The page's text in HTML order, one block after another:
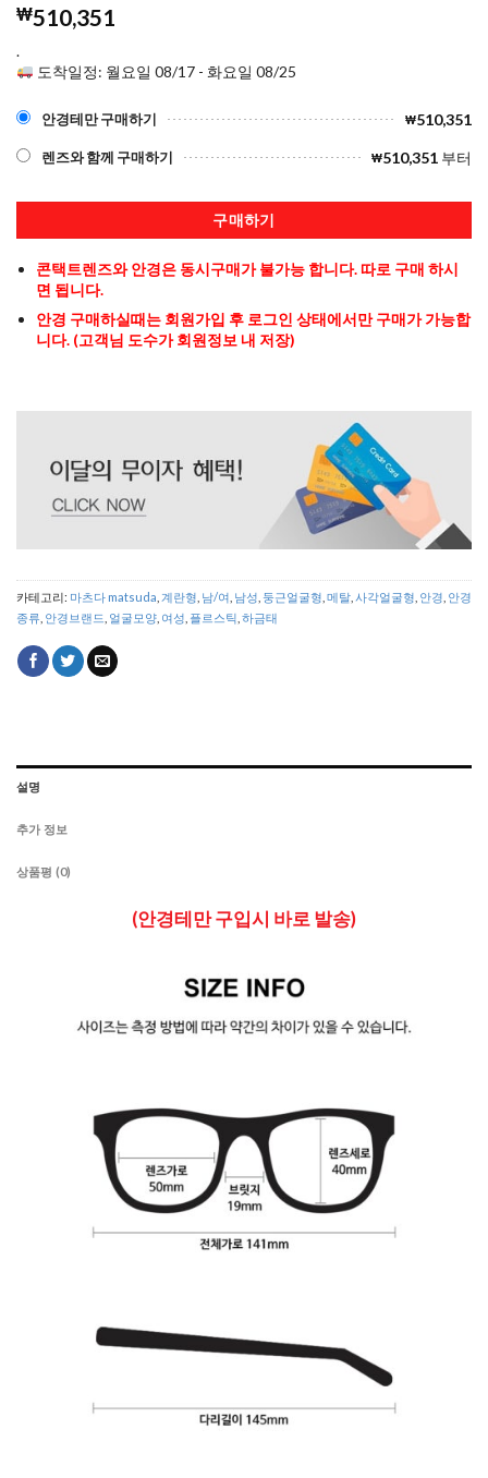
₩510,351
.
도착일정: 월요일 08/17 - 화요일 08/25
안경테만 구매하기 ₩510,351
렌즈와 함께 구매하기 ₩510,351 부터
구매하기
콘택트렌즈와 안경은 동시구매가 불가능 합니다. 따로 구매 하시
면 됩니다.
안경 구매하실때는 회원가입 후 로그인 상태에서만 구매가 가능합
니다. (고객님 도수가 회원정보 내 저장)
카테고리: 마츠다 matsuda 계란형 남/여 남성 둥근얼굴형 메탈 사각얼굴형 안경 안경
종류 안경브랜드 얼굴모양 여성 플르스틱 하금태
설명
추가 정보
상품평 (0)
(안경테만 구입시 바로 발송)